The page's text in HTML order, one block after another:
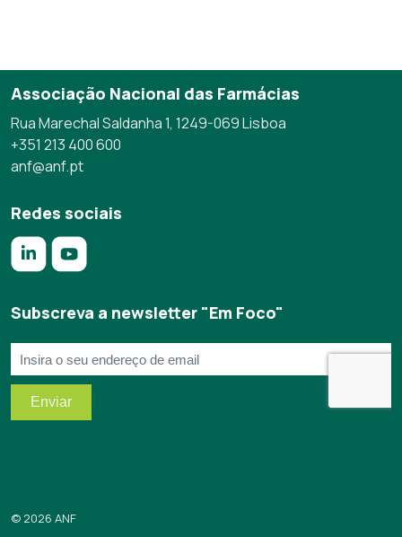
Associação Nacional das Farmácias
Rua Marechal Saldanha 1, 1249-069 Lisboa
+351 213 400 600
anf@anf.pt
Redes sociais
Subscreva a newsletter "Em Foco"
© 2026 ANF